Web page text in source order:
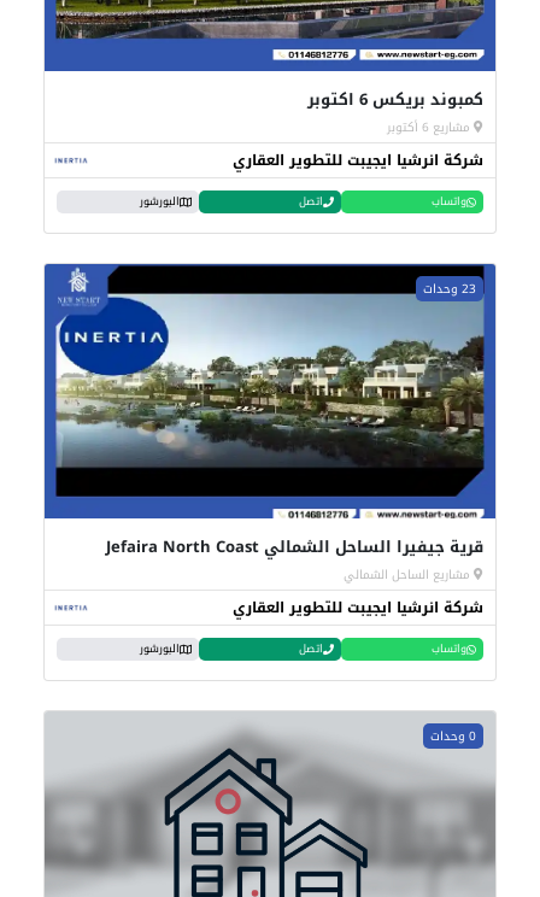
كمبوند بريكس 6 اكتوبر
مشاريع 6 أكتوبر
شركة انرشيا ايجيبت للتطوير العقاري
واتساب اتصل البورشور
23 وحدات
قرية جيفيرا الساحل الشمالي Jefaira North Coast
مشاريع الساحل الشمالي
شركة انرشيا ايجيبت للتطوير العقاري
واتساب اتصل البورشور
0 وحدات